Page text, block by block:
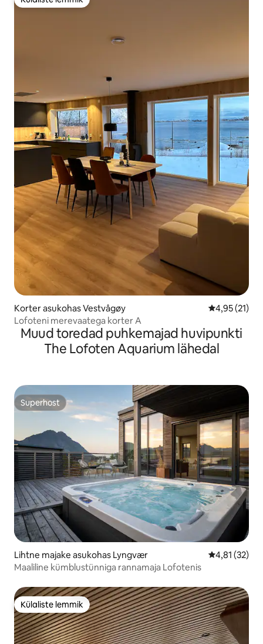
Külaliste lemmik
Korter asukohas Vestvågøy Keskmine
4,95 (21)
Lofoteni merevaatega korter A
Muud toredad puhkemajad huvipunkti
The Lofoten Aquarium lähedal
Superhost
Superhost
Lihtne majake asukohas Lyngvær Keskmine
4,81 (32)
Maaliline kümblustünniga rannamaja Lofotenis
Külaliste lemmik
Külaliste lemmik